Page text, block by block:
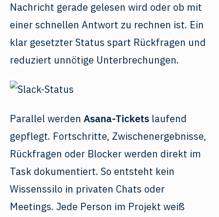
Nachricht gerade gelesen wird oder ob mit
einer schnellen Antwort zu rechnen ist. Ein
klar gesetzter Status spart Rückfragen und
reduziert unnötige Unterbrechungen.
Parallel werden Asana-Tickets laufend
gepflegt. Fortschritte, Zwischenergebnisse,
Rückfragen oder Blocker werden direkt im
Task dokumentiert. So entsteht kein
Wissenssilo in privaten Chats oder
Meetings. Jede Person im Projekt weiß